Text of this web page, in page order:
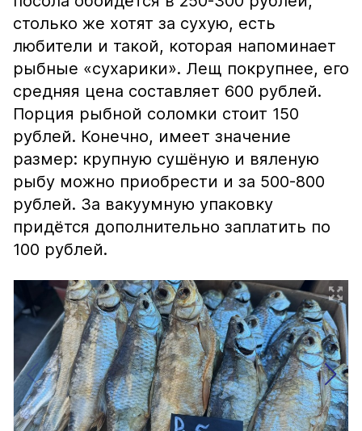
столько же хотят за сухую, есть
любители и такой, которая напоминает
рыбные «сухарики». Лещ покрупнее, его
средняя цена составляет 600 рублей.
Порция рыбной соломки стоит 150
рублей. Конечно, имеет значение
размер: крупную сушёную и вяленую
рыбу можно приобрести и за 500-800
рублей. За вакуумную упаковку
придётся дополнительно заплатить по
100 рублей.